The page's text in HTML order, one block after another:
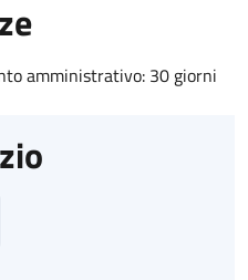
amministrativo: 30 giorni